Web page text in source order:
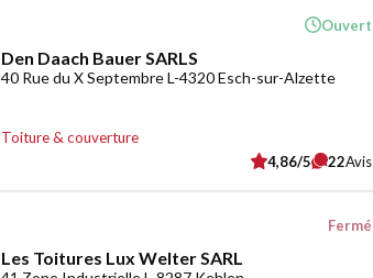
Den Daach Bauer SARLS
40 Rue du X Septembre L-4320 Esch-sur-Alzette
Toiture & couverture
Ouvert
4,86/5 22Avis
Les Toitures Lux Welter SARL
Fermé